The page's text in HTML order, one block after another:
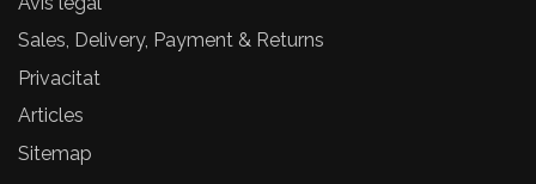
Sales, Delivery, Payment & Returns
Privacitat
Articles
Sitemap